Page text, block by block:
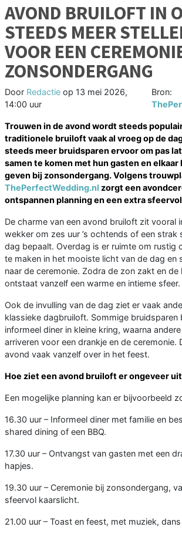
AVOND BRUILOFT IN
STEEDS MEER
VOOR EEN
ZONSONDERGANG
Door Redactie op 13 mei 2026,
14:00 uur
Bron:
Trouwen in de avond wordt steeds
traditionele bruiloft vaak al vroeg op de
steeds meer bruidsparen ervoor om pas
samen te komen met hun gasten en
geven bij zonsondergang. Volgens
ThePerfectWedding.nl zorgt een
ontspannen planning en een extra
De charme van een avond bruiloft zit vooral
wekker om zes uur ’s ochtends of een strak
dag bepaalt. Overdag is er ruimte om rustig
te maken in het mooiste licht van de dag en
naar de ceremonie. Zodra de zon zakt en de
ontstaat vanzelf een warme en intieme sfeer.
Ook de invulling van de dag ziet er vaak
klassieke dagbruiloft. Sommige bruidsparen
informeel diner in kleine kring, waarna
arriveren voor een drankje en de ceremonie.
avond vaak vanzelf over in het feest.
Hoe ziet een avond bruiloft er ongeveer
Een mogelijke planning kan er bijvoorbeeld
16.30 uur – Informeel diner met familie en
shared dining of een BBQ.
17.30 uur – Ontvangst van gasten met een
hapjes.
19.30 uur – Ceremonie bij zonsondergang,
sfeervol kaarslicht.
21.00 uur – Toast en feest, met muziek,